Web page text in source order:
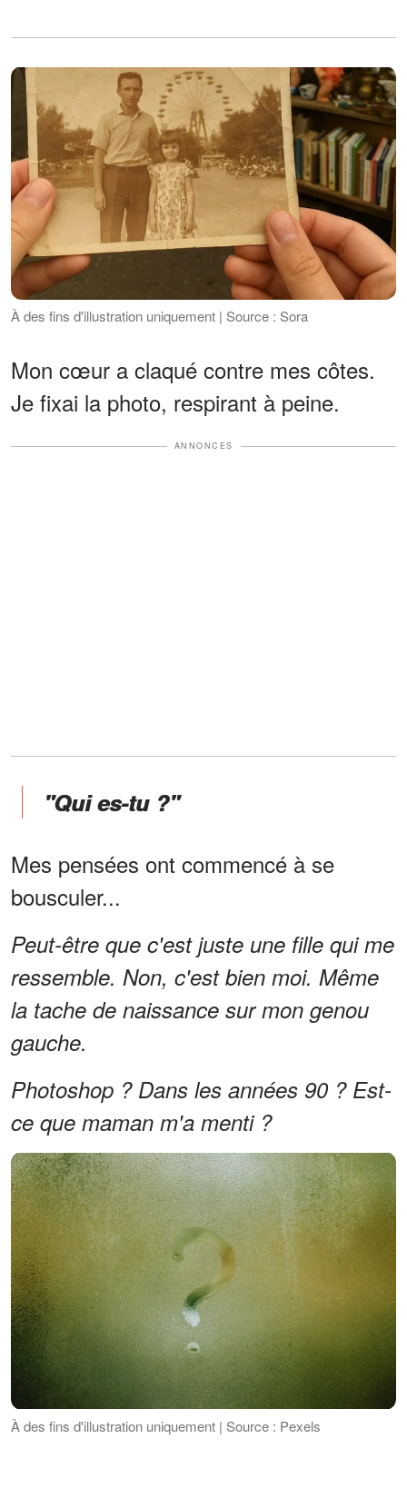
À des fins d'illustration uniquement | Source : Sora
Mon cœur a claqué contre mes côtes.
Je fixai la photo, respirant à peine.
ANNONCES
"Qui es-tu ?"
Mes pensées ont commencé à se
bousculer...
Peut-être que c'est juste une fille qui me
ressemble. Non, c'est bien moi. Même
la tache de naissance sur mon genou
gauche.
Photoshop ? Dans les années 90 ? Est-
ce que maman m'a menti ?
À des fins d'illustration uniquement | Source : Pexels